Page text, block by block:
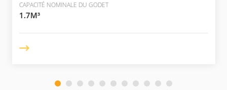
CAPACITÉ NOMINALE DU GODET
1.7M³